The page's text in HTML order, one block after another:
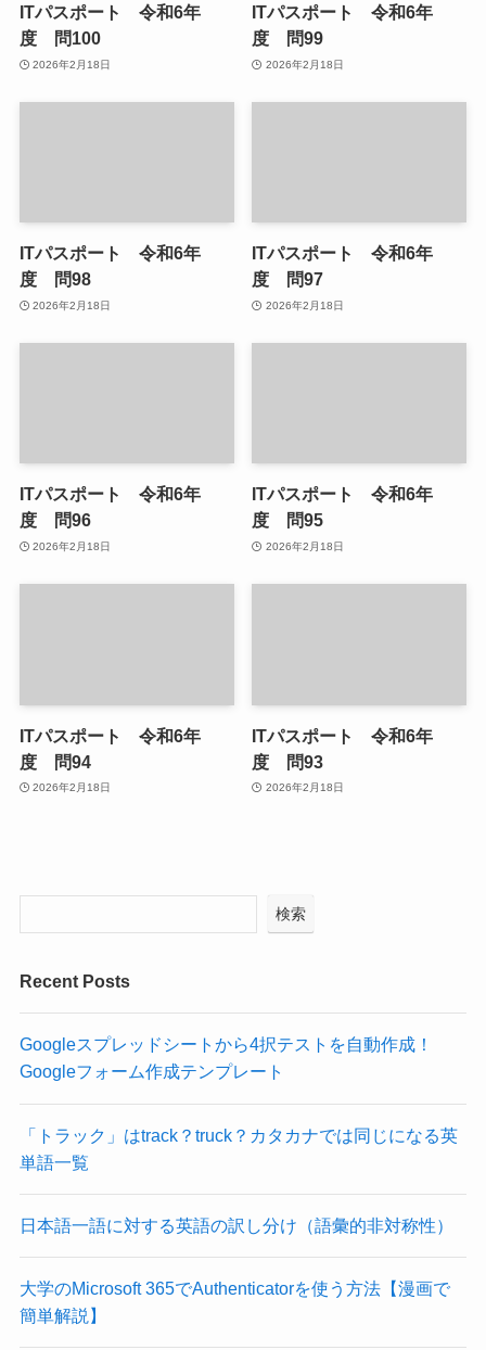
ITパスポート 令和6年
度 問100
2026年2月18日
ITパスポート 令和6年
度 問99
2026年2月18日
ITパスポート 令和6年
度 問98
2026年2月18日
ITパスポート 令和6年
度 問97
2026年2月18日
ITパスポート 令和6年
度 問96
2026年2月18日
ITパスポート 令和6年
度 問95
2026年2月18日
ITパスポート 令和6年
度 問94
2026年2月18日
ITパスポート 令和6年
度 問93
2026年2月18日
検索
Recent Posts
Googleスプレッドシートから4択テストを自動作成！
Googleフォーム作成テンプレート
「トラック」はtrack？truck？カタカナでは同じになる英
単語一覧
日本語一語に対する英語の訳し分け（語彙的非対称性）
大学のMicrosoft 365でAuthenticatorを使う方法【漫画で
簡単解説】